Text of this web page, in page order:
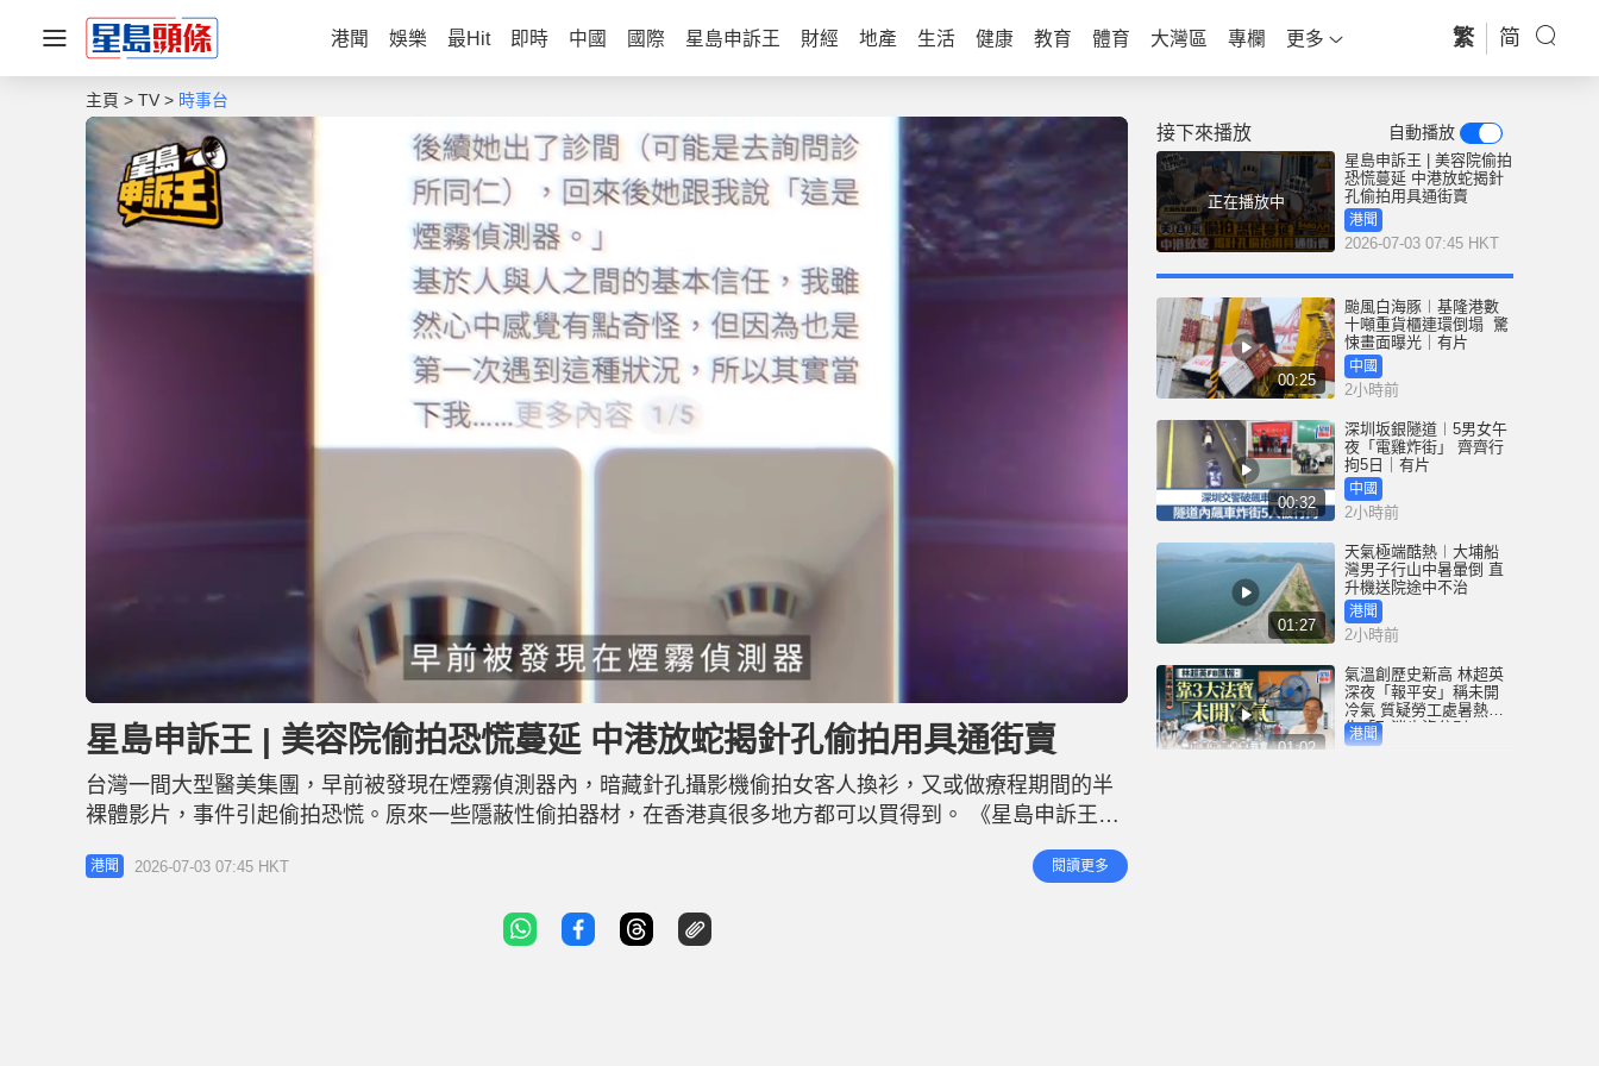
港聞 娛樂 最Hit 即時 中國 國際 星島申訴王 財經 地產 生活 健康 教育 體育 大灣區 專欄 更多 繁 简
主頁 TV 時事台
n
u
t
e
o
:
1
9
.
4
6
星島申訴王 | 美容院偷拍恐慌蔓延 中港放蛇揭針孔偷拍用具通街賣
台灣一間大型醫美集團，早前被發現在煙霧偵測器內，暗藏針孔攝影機偷拍女客人換衫，又或做療程期間的半
裸體影片，事件引起偷拍恐慌。原來一些隱蔽性偷拍器材，在香港真很多地方都可以買得到。 《星島申訴王》
記者在深水埗鴨寮街，很容易就買到這類器材，店員還會即場教客人怎樣用。有店舖店員表示，入門版的針孔
鏡頭每套賣480元，安裝手機應用程式後便可使用。記者問到偷拍畫質如何，該店員說：「算是高清吧，畫質高
港聞 2026-07-03 07:45 HKT 閱讀更多
接下來播放 自動播放
正在播放中
星島申訴王 | 美容院偷拍
恐慌蔓延 中港放蛇揭針
孔偷拍用具通街賣
港聞
2026-07-03 07:45 HKT
00:25
颱風白海豚︱基隆港數
十噸重貨櫃連環倒塌 驚
悚畫面曝光｜有片
中國
2小時前
00:32
深圳坂銀隧道︱5男女午
夜「電雞炸街」 齊齊行
拘5日｜有片
中國
2小時前
01:27
天氣極端酷熱︱大埔船
灣男子行山中暑暈倒 直
升機送院途中不治
港聞
2小時前
01:02
氣溫創歷史新高 林超英
深夜「報平安」稱未開
冷氣 質疑勞工處暑熱警
告「取消也沒分別」
港聞